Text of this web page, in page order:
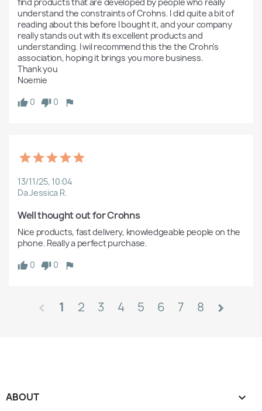
understand the constraints of Crohns. I did quite a bit of
reading about this before I bought it, and your company
really stands out with its excellent products and
understanding. I wil recommend this the the Crohn's
association, hoping it brings you more business.
Thank you
Noemie
0
0
13/11/25, 10:04
Da Jessica R.
Well thought out for Crohns
Nice products, fast delivery, knowledgeable people on the
phone. Really a perfect purchase.
0
0
chevron_left 1 2 3 4 5 6 7 8 chevron_right
ABOUT 